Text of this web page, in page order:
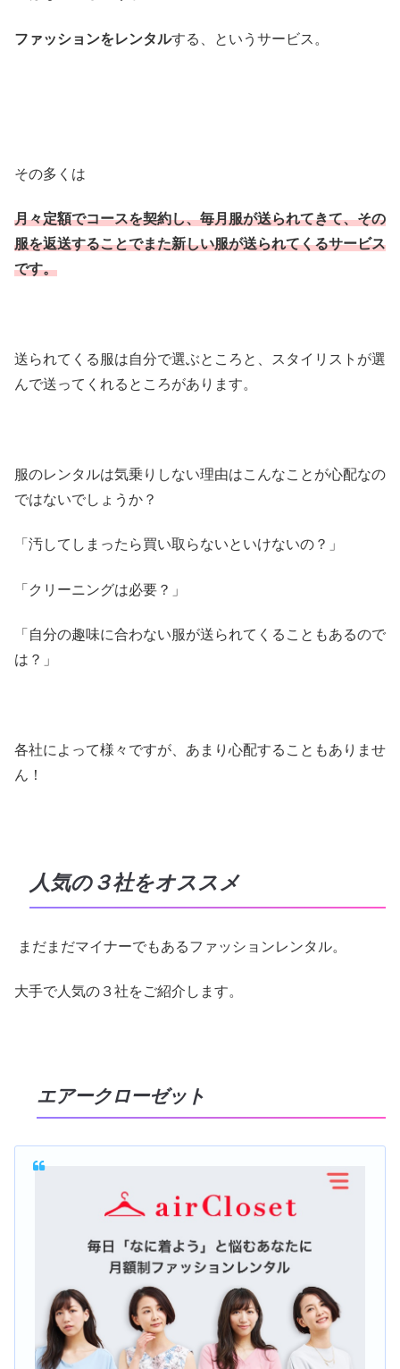
ファッションをレンタルする、というサービス。
その多くは
月々定額でコースを契約し、毎月服が送られてきて、その
服を返送することでまた新しい服が送られてくるサービス
です。
送られてくる服は自分で選ぶところと、スタイリストが選
んで送ってくれるところがあります。
服のレンタルは気乗りしない理由はこんなことが心配なの
ではないでしょうか？
「汚してしまったら買い取らないといけないの？」
「クリーニングは必要？」
「自分の趣味に合わない服が送られてくることもあるので
は？」
各社によって様々ですが、あまり心配することもありませ
ん！
人気の３社をオススメ
まだまだマイナーでもあるファッションレンタル。
大手で人気の３社をご紹介します。
エアークローゼット